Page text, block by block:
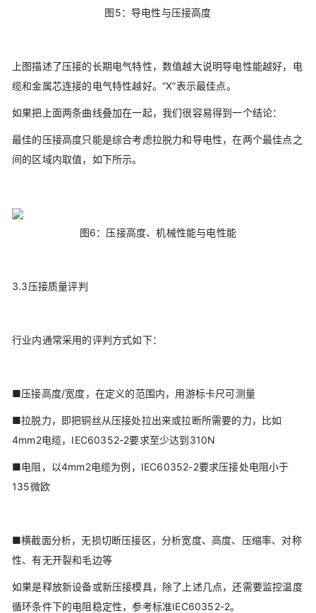
图5：导电性与压接高度
上图描述了压接的长期电气特性，数值越大说明导电性能越好，电
缆和金属芯连接的电气特性越好。“X”表示最佳点。
如果把上面两条曲线叠加在一起，我们很容易得到一个结论：
最佳的压接高度只能是综合考虑拉脱力和导电性，在两个最佳点之
间的区域内取值，如下所示。
图6：压接高度、机械性能与电性能
3.3压接质量评判
行业内通常采用的评判方式如下：
■压接高度/宽度，在定义的范围内，用游标卡尺可测量
■拉脱力，即把铜丝从压接处拉出来或拉断所需要的力，比如
4mm2电缆，IEC60352-2要求至少达到310N
■电阻，以4mm2电缆为例，IEC60352-2要求压接处电阻小于
135微欧
■横截面分析，无损切断压接区，分析宽度、高度、压缩率、对称
性、有无开裂和毛边等
如果是释放新设备或新压接模具，除了上述几点，还需要监控温度
循环条件下的电阻稳定性，参考标准IEC60352-2。